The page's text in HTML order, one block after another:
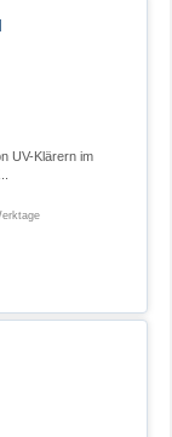
UV-Klärern im